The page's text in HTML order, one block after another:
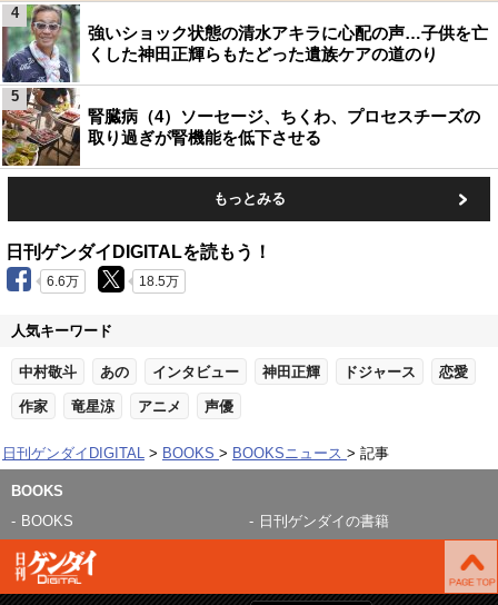
強いショック状態の清水アキラに心配の声…子供を亡
くした神田正輝らもたどった遺族ケアの道のり
4
腎臓病（4）ソーセージ、ちくわ、プロセスチーズの
取り過ぎが腎機能を低下させる
5
もっとみる
日刊ゲンダイDIGITALを読もう！
6.6万 18.5万
人気キーワード
中村敬斗 あの インタビュー 神田正輝 ドジャース 恋愛
作家 竜星涼 アニメ 声優
日刊ゲンダイDIGITAL BOOKS BOOKSニュース 記事
BOOKS
BOOKS
日刊ゲンダイの書籍